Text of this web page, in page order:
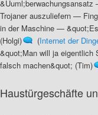
&Uuml;berwachungsansatz
Trojaner auszuliefern —
in der Maschine —
(Holgi)
(Internet der
&quot;Man will ja eigentlich
falsch machen&quot; (Tim)
Haustürgeschäfte